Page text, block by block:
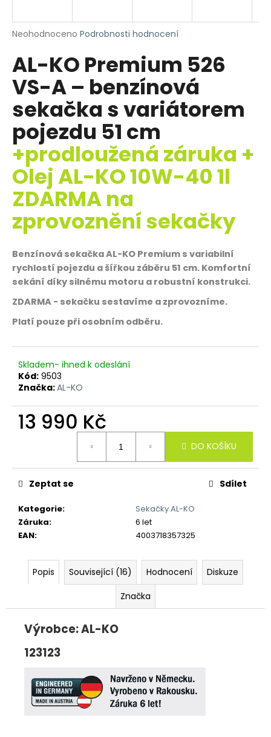
Průměrné
produktu
je
0,0
z
5
hvězdiček.
Neohodnoceno Podrobnosti hodnocení
AL-KO Premium 526
VS-A – benzínová
sekačka s variátorem
pojezdu 51 cm
+prodloužená záruka +
Olej AL-KO 10W-40 1l
ZDARMA na
zprovoznění sekačky
Benzínová sekačka AL-KO Premium s variabilní
rychlostí pojezdu a šířkou záběru 51 cm. Komfortní
sekání díky silnému motoru a robustní konstrukci.
ZDARMA - sekačku sestavíme a zprovozníme.
Platí pouze při osobním odběru.
Skladem- ihned k odeslání
Kód: 9503
Značka:AL-KO
13 990 Kč
DO KOŠÍKU
Kategorie:
Sekačky AL-KO
Záruka:
6 let
EAN: 4003718357325
Zeptat se Sdílet
Popis Související (16) Hodnocení
Diskuze
Značka
Výrobce: AL-KO
123123
j
t
?
HLEDAT
D
o
p
o
u
č
u
j
m